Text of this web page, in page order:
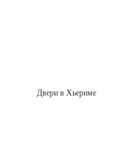
Двери в Хьериме